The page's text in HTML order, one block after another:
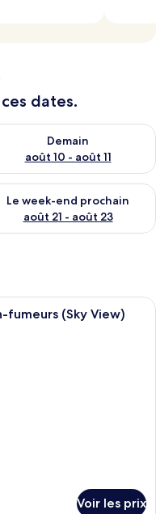
dates.
9 - août 10
Demain
août 10 - août 11
la disponibilité pour
août 14 - août 16
Le week-end prochain
août 21 - août 23
la disponibilité pour
chambre d’hôtel avec un grand
fumeurs (Sky View)
Voir les prix